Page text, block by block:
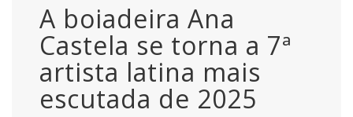
A boiadeira Ana
Castela se torna a 7ª
artista latina mais
escutada de 2025